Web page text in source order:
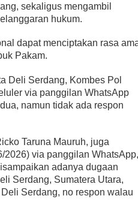
sekaligus mengambil
hukum.
dapat menciptakan rasa
Pakam.
Deli Serdang, Kombes Pol
via panggilan WhatsApp
namun tidak ada respon
Taruna Mauruh, juga
2026) via panggilan WhatsApp,
adanya dugaan
Serdang, Sumatera Utara,
Serdang, no respon walau